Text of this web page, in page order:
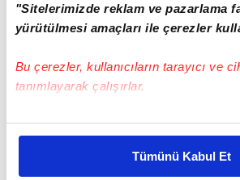
"Sitelerimizde reklam ve pazarlama
yürütülmesi amaçları ile çerezler
Bu çerezler, kullanıcıların tarayıcı ve
tanımlayarak çalışırlar.
Bu çerezlere izin vermeniz halinde
daha iyi reklam deneyimi yaşatabiliriz.
Tümünü Kabul Et